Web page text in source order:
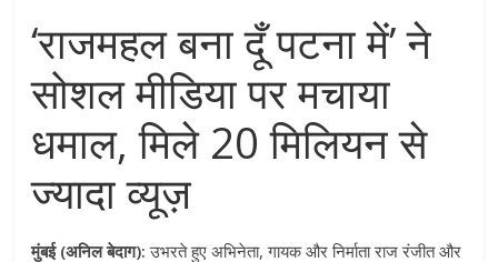
‘राजमहल बना दूँ पटना में’ ने
सोशल मीडिया पर मचाया
धमाल, मिले 20 मिलियन से
ज्यादा व्यूज़
मुंबई (अनिल बेदाग): उभरते हुए अभिनेता, गायक और निर्माता राज रंजीत और